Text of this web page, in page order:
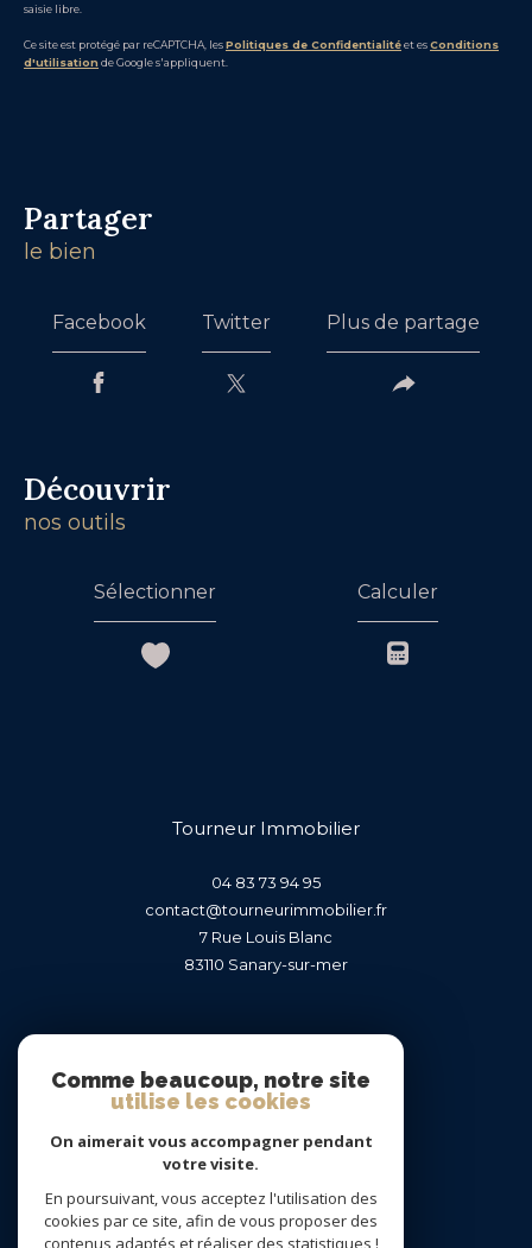
saisie libre.
Ce site est protégé par reCAPTCHA, lesPolitiques de Confidentialitéet esConditions
d'utilisation de Google s'appliquent.
partager
le bien
Facebook Twitter Plus de partage
découvrir
nos outils
Sélectionner Calculer
Tourneur Immobilier
04 83 73 94 95
contact@tourneurimmobilier.fr
7 Rue Louis Blanc
83110
sanary-sur-mer
Adhérents
Comme beaucoup, notre site
utilise les cookies
On aimerait vous accompagner pendant
votre visite.
En poursuivant, vous acceptez l'utilisation des
cookies par ce site, afin de vous proposer des
contenus adaptés et réaliser des statistiques !